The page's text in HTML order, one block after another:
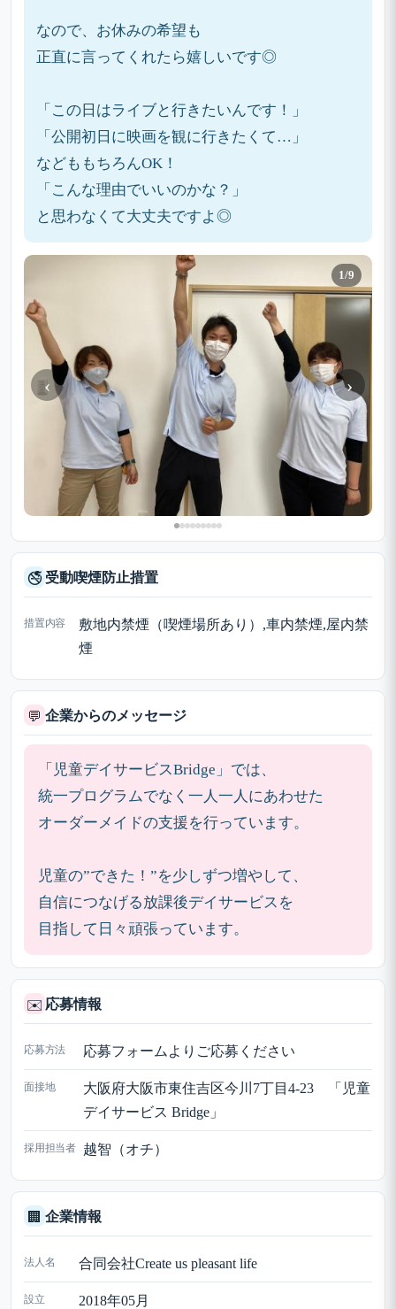
なので、お休みの希望も
正直に言ってくれたら嬉しいです◎
「この日はライブと行きたいんです！」
「公開初日に映画を観に行きたくて…」
などももちろんOK！
「こんな理由でいいのかな？」
と思わなくて大丈夫ですよ◎
1/9
‹ ›
🚭 受動喫煙防止措置
措置内容
敷地内禁煙（喫煙場所あり）,車内禁煙,屋内禁
煙
💬 企業からのメッセージ
「児童デイサービスBridge」では、
統一プログラムでなく一人一人にあわせた
オーダーメイドの支援を行っています。
児童の”できた！”を少しずつ増やして、
自信につなげる放課後デイサービスを
目指して日々頑張っています。
✉️ 応募情報
応募方法 応募フォームよりご応募ください
面接地
大阪府大阪市東住吉区今川7丁目4-23 「児童
デイサービス Bridge」
採用担当者 越智（オチ）
🏢 企業情報
法人名 合同会社Create us pleasant life
設立 2018年05月